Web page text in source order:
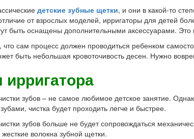
детские зубные щетки, и они в какой-то
от взрослых моделей, ирригаторы для детей
быть оснащены дополнительными аксессуарами.
сам процесс должен проводиться ребенком
быть небольшая кровоточивость десен. Нужно
зубов – не самое любимое детское занятие.
чистка будет проходить легче и быстрее.
зубов больше не будет сопровождаться
волокна зубной щетки.